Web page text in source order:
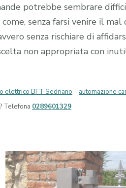
potrebbe sembrare
senza farsi venire il
senza rischiare di
non appropriata con
elettrico BFT Sedriano – automazione
? Telefona 0289601329